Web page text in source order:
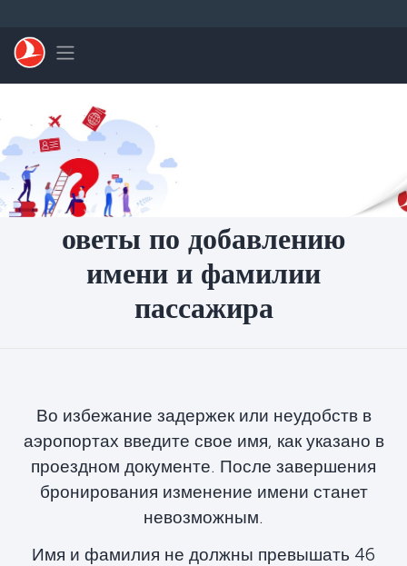
Toggle navigation
оветы по добавлению
имени и фамилии
пассажира
Во избежание задержек или неудобств в
аэропортах введите свое имя, как указано в
проездном документе. После завершения
бронирования изменение имени станет
невозможным.
Имя и фамилия не должны превышать 46